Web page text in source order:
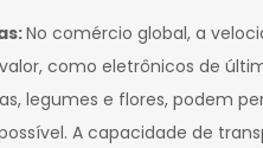
No comércio global, a
como eletrônicos de
legumes e flores, podem
A capacidade de